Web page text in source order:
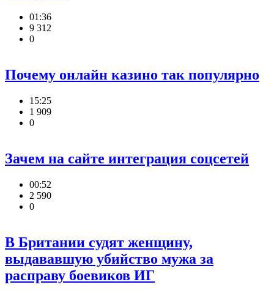
01:36
9 312
0
Почему онлайн казино так популярно
15:25
1 909
0
Зачем на сайте интеграция соцсетей
00:52
2 590
0
В Британии судят женщину,
выдававшую убийство мужа за
расправу боевиков ИГ